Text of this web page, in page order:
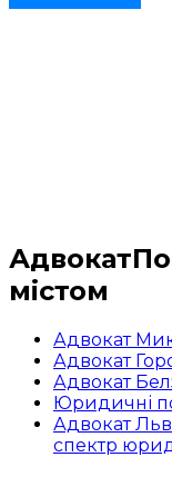
Адвокат
містом
Адвокат
Адвокат
Адвокат
Юридичні
Адвокат
спектр